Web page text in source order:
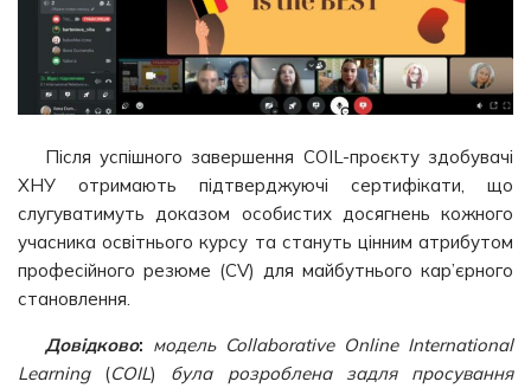
Після успішного завершення COIL-проєкту здобувачі
ХНУ отримають підтверджуючі сертифікати, що
слугуватимуть доказом особистих досягнень кожного
учасника освітнього курсу та стануть цінним атрибутом
професійного резюме (CV) для майбутнього кар’єрного
становлення.
Довідково: модель Collaborative Online International
Learning (COIL)
була розроблена задля просування